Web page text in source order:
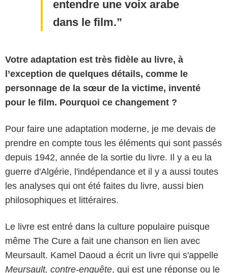
entendre une voix arabe
dans le film.
Votre adaptation est très fidèle au livre, à
l’exception de quelques détails, comme le
personnage de la sœur de la victime, inventé
pour le film. Pourquoi ce changement ?
Pour faire une adaptation moderne, je me devais de
prendre en compte tous les éléments qui sont passés
depuis 1942, année de la sortie du livre. Il y a eu la
guerre d'Algérie, l'indépendance et il y a aussi toutes
les analyses qui ont été faites du livre, aussi bien
philosophiques et littéraires.
Le livre est entré dans la culture populaire puisque
même The Cure a fait une chanson en lien avec
Meursault. Kamel Daoud a écrit un livre qui s'appelle
Meursault, contre-enquête, qui est une réponse ou le